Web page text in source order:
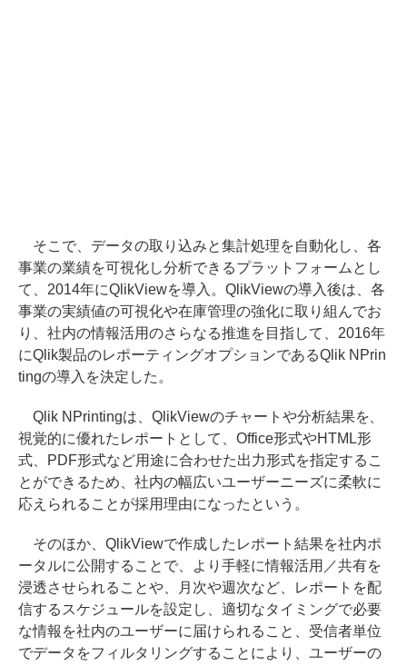
そこで、データの取り込みと集計処理を自動化し、各
事業の業績を可視化し分析できるプラットフォームとし
て、2014年にQlikViewを導入。QlikViewの導入後は、各
事業の実績値の可視化や在庫管理の強化に取り組んでお
り、社内の情報活用のさらなる推進を目指して、2016年
にQlik製品のレポーティングオプションであるQlik NPrin
tingの導入を決定した。
Qlik NPrintingは、QlikViewのチャートや分析結果を、
視覚的に優れたレポートとして、Office形式やHTML形
式、PDF形式など用途に合わせた出力形式を指定するこ
とができるため、社内の幅広いユーザーニーズに柔軟に
応えられることが採用理由になったという。
そのほか、QlikViewで作成したレポート結果を社内ポ
ータルに公開することで、より手軽に情報活用／共有を
浸透させられることや、月次や週次など、レポートを配
信するスケジュールを設定し、適切なタイミングで必要
な情報を社内のユーザーに届けられること、受信者単位
でデータをフィルタリングすることにより、ユーザーの